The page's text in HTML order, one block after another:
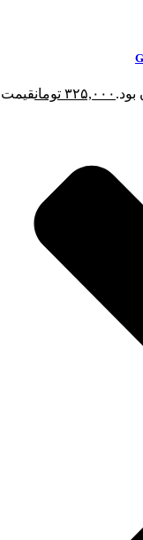
۳۲۵,۰۰۰ تومانقیمت